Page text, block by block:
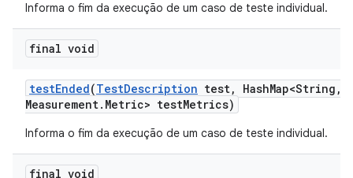
Informa o fim da execução de um caso de teste individual.
final void
testEnded(TestDescription test, HashMap<String ,
Measurement. Metric> testMetrics)
Informa o fim da execução de um caso de teste individual.
final void